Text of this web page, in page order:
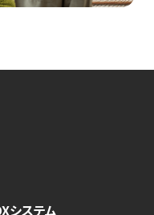
システム